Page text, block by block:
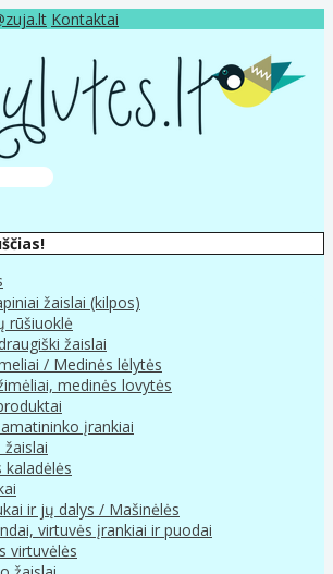
Kontaktai
žaislai (kilpos)
rūšiuoklė
žaislai
/ Medinės lėlytės
medinės lovytės
įrankiai
žaislai
kaladėlės
ir jų dalys / Mašinėlės
virtuvės įrankiai ir puodai
virtuvėlės